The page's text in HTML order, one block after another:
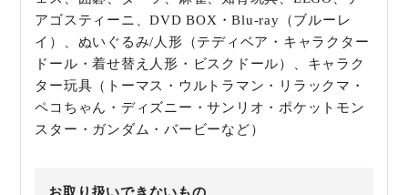
アゴスティーニ、DVD BOX・Blu-ray（ブルーレ
イ）、ぬいぐるみ/人形（テディベア・キャラクター
ドール・着せ替え人形・ビスクドール）、キャラク
ター玩具（トーマス・ウルトラマン・リラックマ・
ペコちゃん・ディズニー・サンリオ・ポケットモン
スター・ガンダム・バービーなど）
お取り扱いできないもの